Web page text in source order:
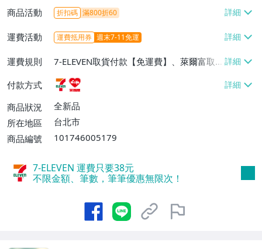
商品活動 折扣碼 滿800折60
運費活動 運費抵用券 週末7-11免運
運費規則
7-ELEVEN取貨付款【免運費】、萊爾富取
貨付款【免運費】
付款方式
商品狀況
全新品
所在地區
台北市
商品編號
101746005179
7-ELEVEN 運費只要38元
不限金額、筆數，筆筆優惠無限次！